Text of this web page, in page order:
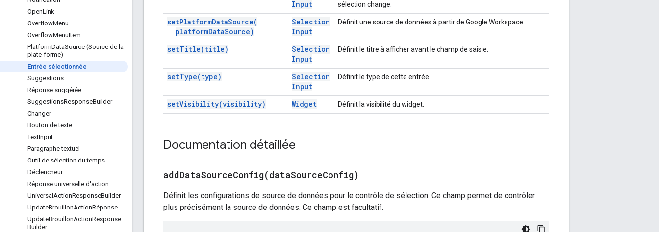
OpenLink
OverflowMenu
OverflowMenuItem
PlatformDataSource (Source de la
plate-forme)
Entrée sélectionnée
Suggestions
Réponse suggérée
SuggestionsResponseBuilder
Changer
Bouton de texte
TextInput
Paragraphe textuel
Outil de sélection du temps
Déclencheur
Réponse universelle d'action
Universal ActionResponseBuilder
UpdateBrouillonActionRéponse
UpdateBrouillonActionResponse
Builder
Input
sélection change.
setPlatformDataSource(
platformDataSource)
Selection
Input
Définit une source de données à partir de Google Workspace.
setTitle(title)
Selection
Input
Définit le titre à afficher avant le champ de saisie.
setType(type)
Selection
Input
Définit le type de cette entrée.
setVisibility(visibility) Widget Définit la visibilité du widget.
Documentation détaillée
addDataSourceConfig(dataSourceConfig)
Définit les configurations de source de données pour le contrôle de sélection. Ce champ permet de contrôler
plus précisément la source de données. Ce champ est facultatif.